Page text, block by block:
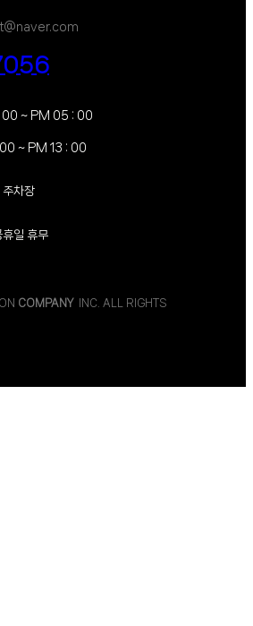
~ PM 05 : 00
00 ~ PM 13 : 00
주차장
휴일 휴무
COMPANY INC. ALL RIGHTS